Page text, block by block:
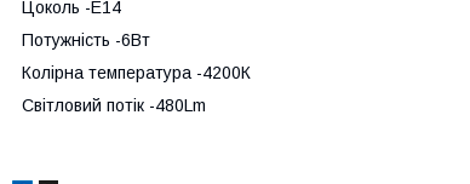
Цоколь -Е14
Потужність -6Вт
Колірна температура -4200К
Світловий потік -480Lm